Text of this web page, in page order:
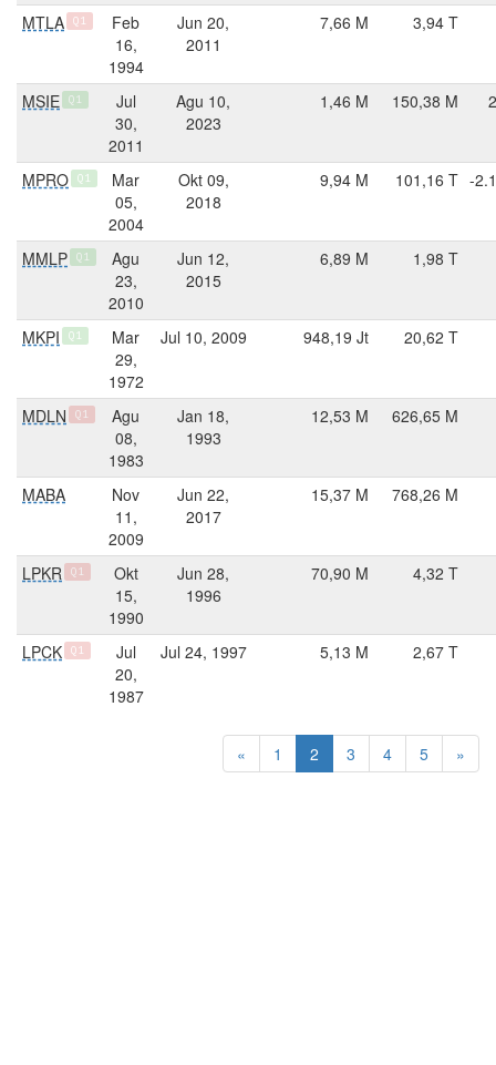
MTLA Q1
Feb
16,
1994
Jun 20,
2011
7,66 M 3,94 T
MSIE Q1
Jul
30,
2011
Agu 10,
2023
1,46 M 150,38 M
MPRO Q1
Mar
05,
2004
Okt 09,
2018
9,94 M 101,16 T -
MMLP Q1
Agu
23,
2010
Jun 12,
2015
6,89 M 1,98 T
MKPI Q1
Mar
29,
1972
Jul 10, 2009 948,19 Jt 20,62 T
MDLN Q1
Agu
08,
1983
Jan 18,
1993
12,53 M 626,65 M
MABA
Nov
11,
2009
Jun 22,
2017
15,37 M 768,26 M
LPKR Q1
Okt
15,
1990
Jun 28,
1996
70,90 M 4,32 T
LPCK Q1
Jul
20,
1987
Jul 24, 1997 5,13 M 2,67 T
« 1 2 3 4 5 »